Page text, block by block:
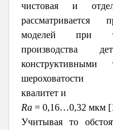
чистовая и
рассматривается
моделей при
производства
квалитет и
Rа = 0,16…0,32 мкм
Учитывая то